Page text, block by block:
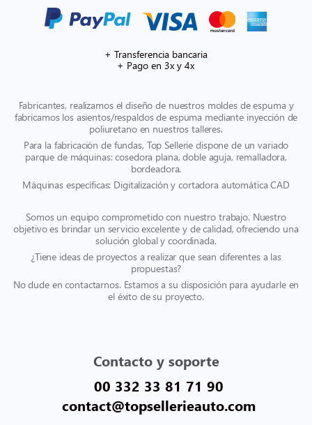
+ Transferencia bancaria
+ Pago en 3x y 4x
Fabricantes, realizamos el diseño de nuestros moldes de espuma y
fabricamos los asientos/respaldos de espuma mediante inyección de
poliuretano en nuestros talleres.
Para la fabricación de fundas, Top Sellerie dispone de un variado
parque de máquinas: cosedora plana, doble aguja, remalladora,
bordeadora.
Máquinas específicas: Digitalización y cortadora automática CAD
Somos un equipo comprometido con nuestro trabajo. Nuestro
objetivo es brindar un servicio excelente y de calidad, ofreciendo una
solución global y coordinada.
¿Tiene ideas de proyectos a realizar que sean diferentes a las
propuestas?
No dude en contactarnos. Estamos a su disposición para ayudarle en
el éxito de su proyecto.
Contacto y soporte
00 332 33 81 71 90
contact@topsellerieauto.com